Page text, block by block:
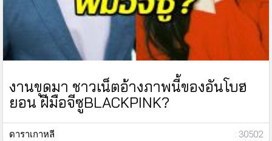
งานขุดมา ชาวเน็ตอ้างภาพนี้ของอันโบฮ
ยอน ฝีมือจีซูBLACKPINK?
ดาราเกาหลี : 30502